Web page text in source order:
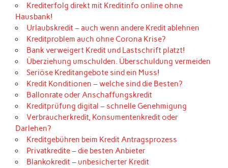
Krediterfolg direkt mit Kreditinfo online ohne
Hausbank!
Urlaubskredit – auch wenn andere Kredit ablehnen
Kreditproblem auch ohne Corona Krise?
Bank verweigert Kredit und Lastschrift platzt!
Überziehung umschulden. Überschuldung vermeiden
Seriöse Kreditangebote sind ein Muss!
Kredit Konditionen – welche sind die Besten?
Ballonrate oder Anschaffungskredit
Kreditprüfung digital – schnelle Genehmigung
Verbraucherkredit, Konsumentenkredit oder
Darlehen?
Kreditgebühren beim Kredit Antragsprozess
Privatkredite – die besten Anbieter
Blankokredit – unbesicherter Kredit